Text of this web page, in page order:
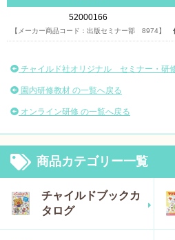
52000166
【メーカー商品コード：出版セミナー部 8974】
チャイルド社オリジナル セミナー・研
園内研修教材 の一覧へ戻る
オンライン研修 の一覧へ戻る
商品カテゴリー一覧
チャイルドブックカ
タログ